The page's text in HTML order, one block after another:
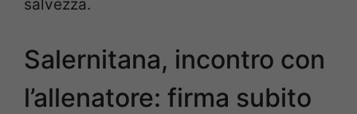
salvezza.
Salernitana, incontro con
l’allenatore: firma subito